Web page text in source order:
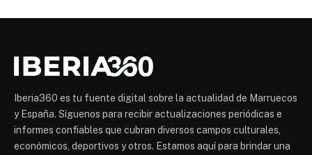
Iberia360 es tu fuente digital sobre la actualidad de Marruecos
y España. Síguenos para recibir actualizaciones periódicas e
informes confiables que cubran diversos campos culturales,
económicos, deportivos y otros. Estamos aquí para brindar una